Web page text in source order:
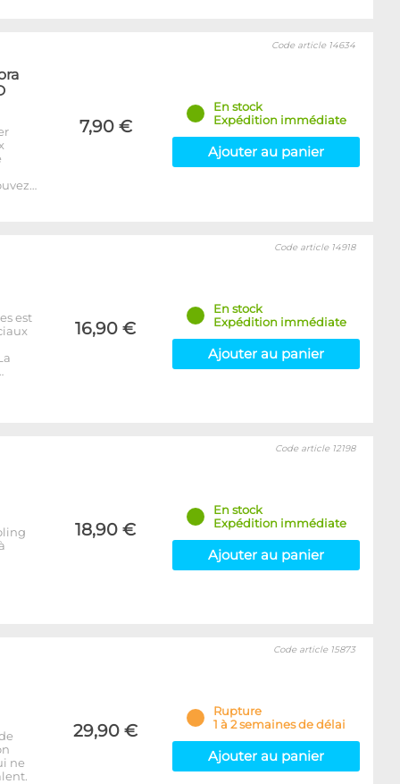
7,90 €
Code article 14634
En stock
Expédition immédiate
Ajouter au panier
est
16,90 €
Code article 14918
En stock
Expédition immédiate
Ajouter au panier
18,90 €
Code article 12198
En stock
Expédition immédiate
Ajouter au panier
ne
29,90 €
Code article 15873
Rupture
1 à 2 semaines de délai
Ajouter au panier